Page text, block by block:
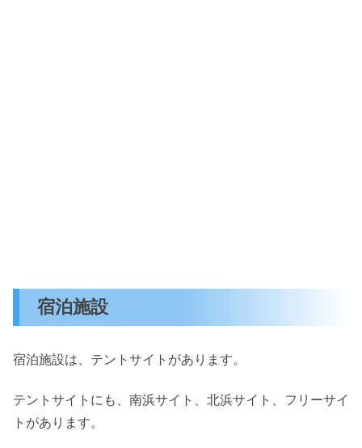
宿泊施設
宿泊施設は、テントサイトがあります。
テントサイトにも、南浜サイト、北浜サイト、フリーサイ
トがあります。